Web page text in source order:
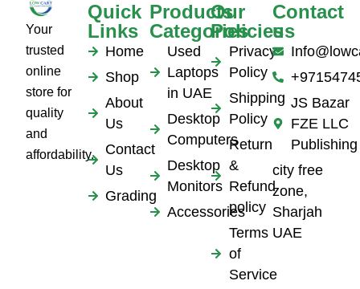
Your
trusted
online
store for
quality
and
affordability.
Quick
Links
Home
Shop
About
Us
Contact
Us
Grading
Products
Categories
Used
Laptops
in UAE
Desktop
Computers
Desktop
Monitors
Accessories
Our
Policies
Privacy
Policy
Shipping
Policy
Return
&
Refund
policy
Terms
of
Service
Contact
us
JS Bazar
FZE LLC
Publishing
city free
zone,
Sharjah
UAE